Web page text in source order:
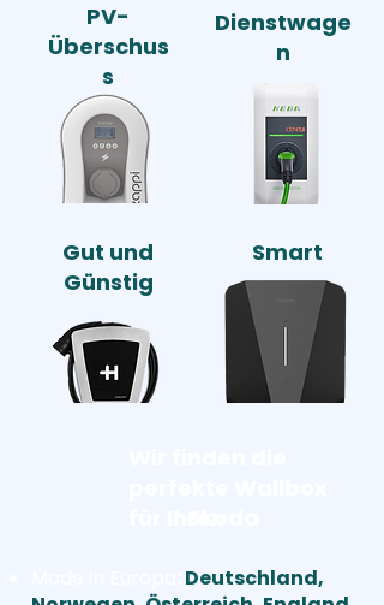
PV-
Überschus
s
Dienstwage
n
Gut und
Günstig
Smart
Deutschland,